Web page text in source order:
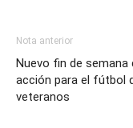
Nota anterior
Nuevo fin de semana
acción para el fútbol
veteranos